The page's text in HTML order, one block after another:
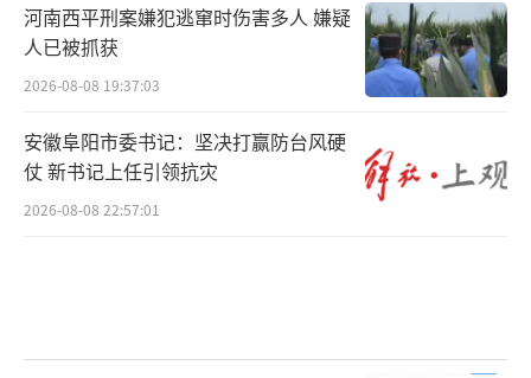
河南西平刑案嫌犯逃窜时伤害多人 嫌疑
人已被抓获
2026-08-08 19:37:03
安徽阜阳市委书记：坚决打赢防台风硬
仗 新书记上任引领抗灾
2026-08-08 22:57:01